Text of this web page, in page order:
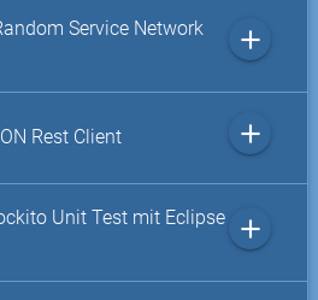
Service Network
add
Rest Client add
Unit Test mit Eclipse
add